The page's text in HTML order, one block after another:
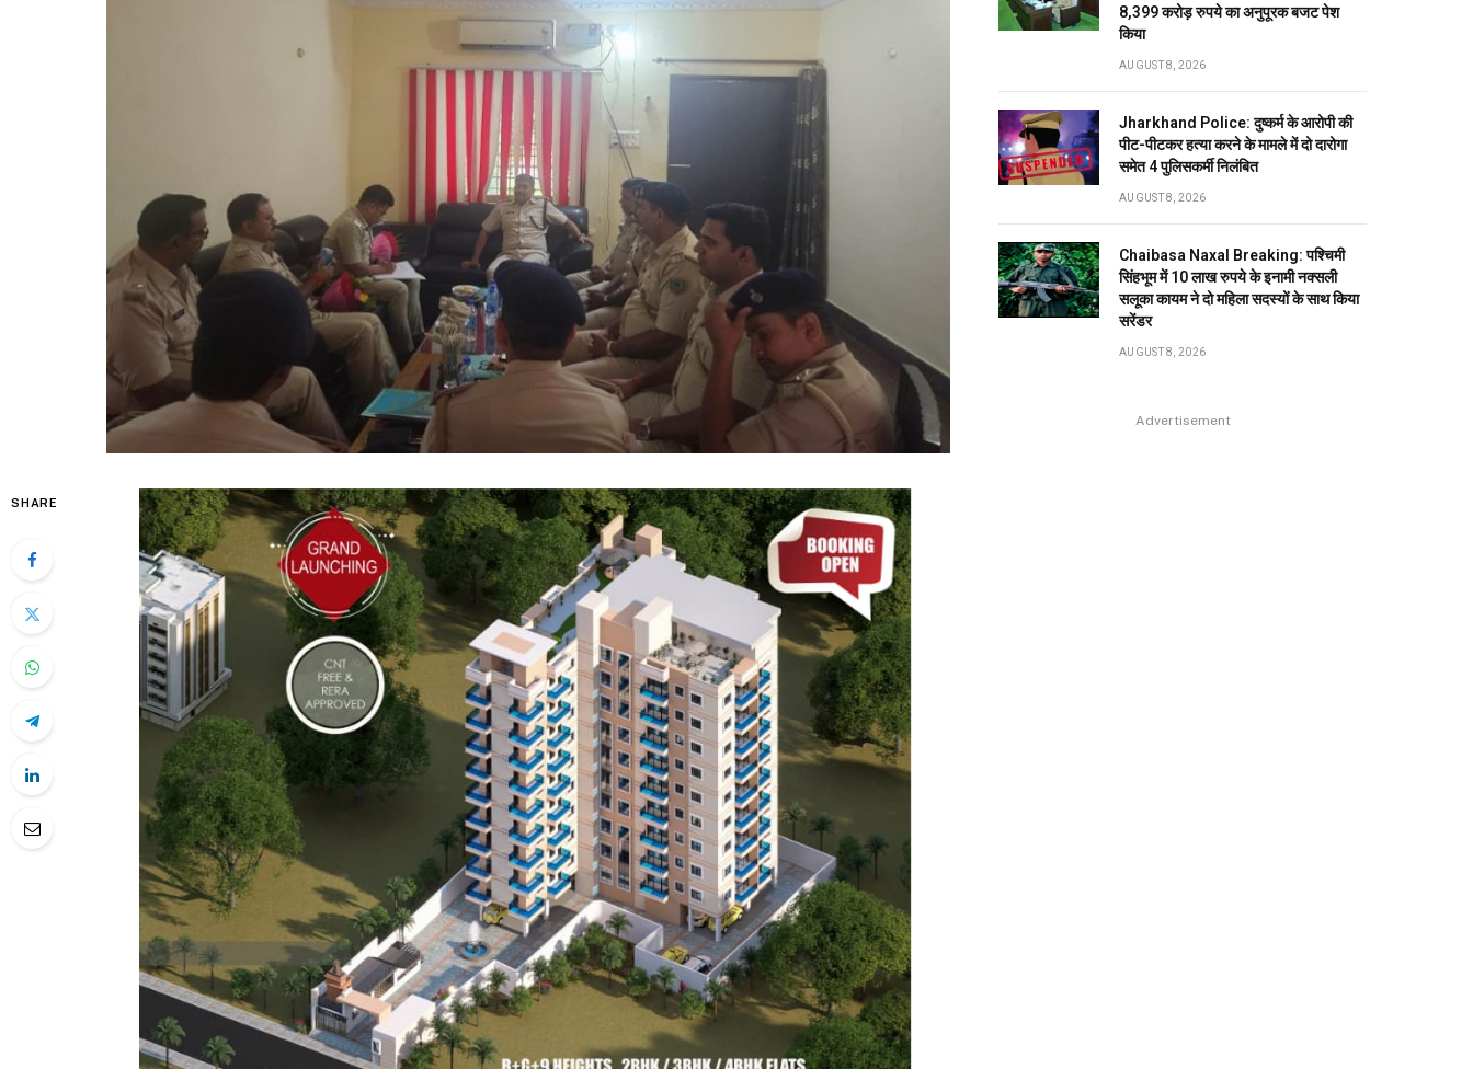
SHARE
8,399 करोड़ रुपये का अनुपूरक बजट पेश
किया
AUGUST 8, 2026
Jharkhand Police: दुष्कर्म के आरोपी की
पीट-पीटकर हत्या करने के मामले में दो दारोगा
समेत 4 पुलिसकर्मी निलंबित
AUGUST 8, 2026
Chaibasa Naxal Breaking: पश्चिमी
सिंहभूम में 10 लाख रुपये के इनामी नक्सली
सलूका कायम ने दो महिला सदस्यों के साथ किया
सरेंडर
AUGUST 8, 2026
Advertisement